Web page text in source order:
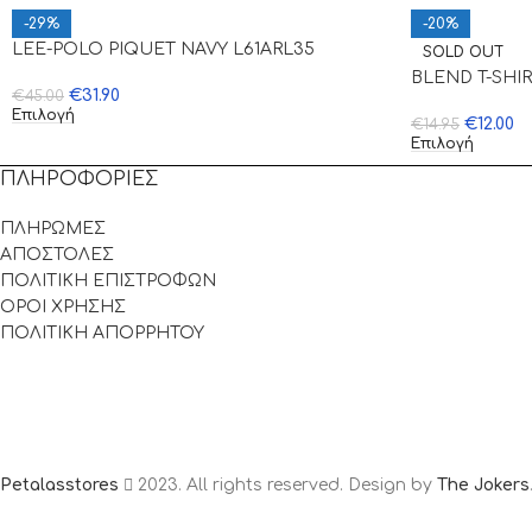
-29%
LEE-POLO PIQUET NAVY L61ARL35
€45.00 €31.90
Επιλογή
-20%
SOLD OUT
BLEND T-
€14.95 €12.00
Επιλογή
ΠΛΗΡΟΦΟΡΙΕΣ
ΠΛΗΡΩΜΕΣ
ΑΠΟΣΤΟΛΕΣ
ΠΟΛΙΤΙΚΗ ΕΠΙΣΤΡΟΦΩΝ
ΟΡΟΙ ΧΡΗΣΗΣ
ΠΟΛΙΤΙΚΗ ΑΠΟΡΡΗΤΟΥ
Petalasstores 2023. All rights reserved. Design by The Jokers.